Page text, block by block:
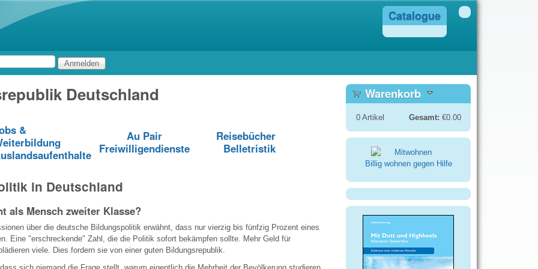
Catalogue
Deutschland
&
Au Pair
Freiwilligendienste
Reisebücher
Belletristik
in Deutschland
als Mensch zweiter Klasse?
über die deutsche Bildungspolitik erwähnt, dass nur vierzig bis fünfzig Prozent eines
Eine "erschreckende" Zahl, die die Politik sofort bekämpfen sollte. Mehr Geld für
viele. Dies fordern sie von einer guten Bildungsrepublik.
Warenkorb
0Artikel Gesamt: €0.00
Billig wohnen gegen Hilfe